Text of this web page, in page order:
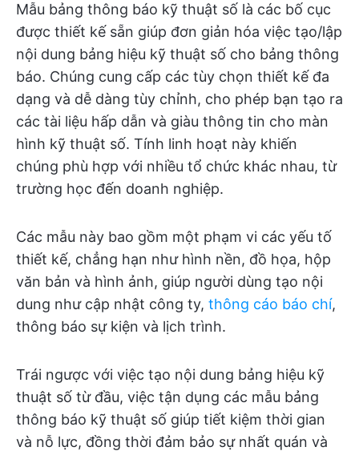
Mẫu bảng thông báo kỹ thuật số là các bố cục
được thiết kế sẵn giúp đơn giản hóa việc tạo/lập
nội dung bảng hiệu kỹ thuật số cho bảng thông
báo. Chúng cung cấp các tùy chọn thiết kế đa
dạng và dễ dàng tùy chỉnh, cho phép bạn tạo ra
các tài liệu hấp dẫn và giàu thông tin cho màn
hình kỹ thuật số. Tính linh hoạt này khiến
chúng phù hợp với nhiều tổ chức khác nhau, từ
trường học đến doanh nghiệp.
Các mẫu này bao gồm một phạm vi các yếu tố
thiết kế, chẳng hạn như hình nền, đồ họa, hộp
văn bản và hình ảnh, giúp người dùng tạo nội
dung như cập nhật công ty, thông cáo báo chí,
thông báo sự kiện và lịch trình.
Trái ngược với việc tạo nội dung bảng hiệu kỹ
thuật số từ đầu, việc tận dụng các mẫu bảng
thông báo kỹ thuật số giúp tiết kiệm thời gian
và nỗ lực, đồng thời đảm bảo sự nhất quán và